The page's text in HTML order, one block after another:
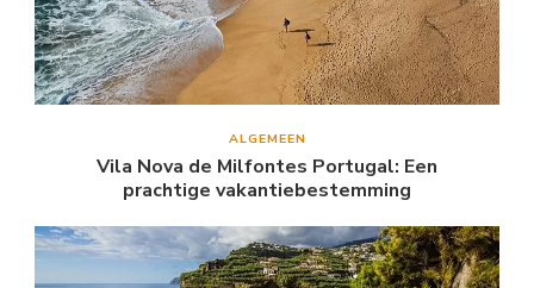
ALGEMEEN
Vila Nova de Milfontes Portugal: Een
prachtige vakantiebestemming